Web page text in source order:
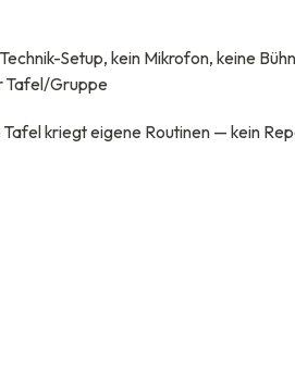
Setup, kein Mikrofon, keine
Tafel/Gruppe
Tafel kriegt eigene Routinen — kein